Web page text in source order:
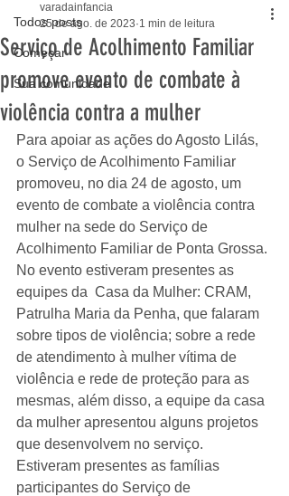
Todos posts
Começar
Sua comunidade
Serviço de Acolhimento Familiar
promove evento de combate à
violência contra a mulher
varadainfancia
25 de ago. de 2023 1 min de leitura
Para apoiar as ações do Agosto Lilás,
o Serviço de Acolhimento Familiar
promoveu, no dia 24 de agosto, um
evento de combate a violência contra
mulher na sede do Serviço de
Acolhimento Familiar de Ponta Grossa.
No evento estiveram presentes as
equipes da  Casa da Mulher: CRAM,
Patrulha Maria da Penha, que falaram
sobre tipos de violência; sobre a rede
de atendimento à mulher vítima de
violência e rede de proteção para as
mesmas, além disso, a equipe da casa
da mulher apresentou alguns projetos
que desenvolvem no serviço.
Estiveram presentes as famílias
participantes do Serviço de